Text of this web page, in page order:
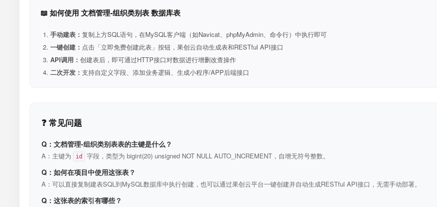
📖 如何使用 文档管理-组织类别表 数据库表
手动建表： 复制上方SQL语句，在MySQL客户端（如Navicat、phpMyAdmin、命令行）中执行即可
一键创建： 点击「立即免费创建此表」按钮，果创云自动生成表和RESTful API接口
API调用： 创建表后，即可通过HTTP接口对数据进行增删改查操作
二次开发： 支持自定义字段、添加业务逻辑、生成小程序/APP后端接口
❓ 常见问题
Q：文档管理-组织类别表表的主键是什么？
A：主键为 id 字段，类型为 bigint(20) unsigned NOT NULL AUTO_INCREMENT，自增无符号整数。
Q：如何在项目中使用这张表？
A：可以直接复制建表SQL到MySQL数据库中执行创建，也可以通过果创云平台一键创建并自动生成RESTful API接口，无需手动部署。
Q：这张表的索引有哪些？